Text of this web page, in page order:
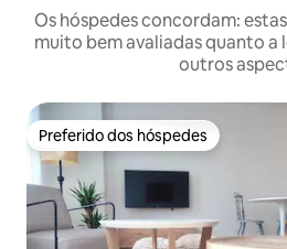
Os hóspedes concordam:
muito bem avaliadas quanto a
outros
Preferido dos hóspedes
Preferido dos hóspedes